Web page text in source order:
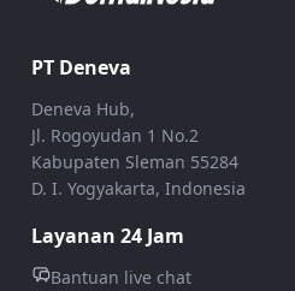
PT Deneva
Deneva Hub,
Jl. Rogoyudan 1 No.2
Kabupaten Sleman 55284
D. I. Yogyakarta, Indonesia
Layanan 24 Jam
Bantuan live chat